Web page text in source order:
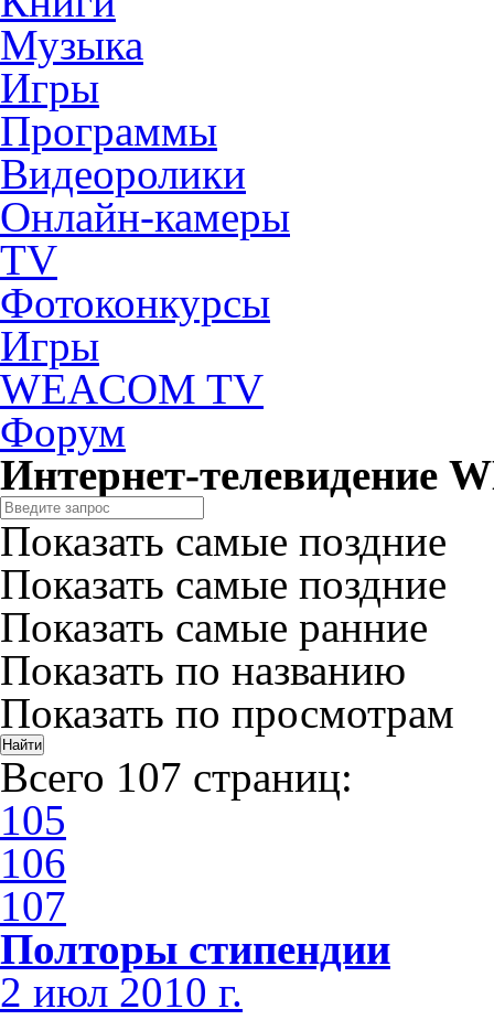
Музыка
Игры
Программы
Видеоролики
Онлайн-камеры
TV
Фотоконкурсы
Игры
WEACOM TV
Форум
Интернет-телевидение
Показать самые поздние
Показать самые поздние
Показать самые ранние
Показать по названию
Показать по просмотрам
Всего 107 страниц:
105
106
107
Полторы стипендии
2 июл 2010 г.